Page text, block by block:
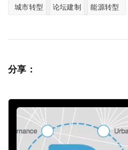
城市转型 论坛建制 能源转型
分享：